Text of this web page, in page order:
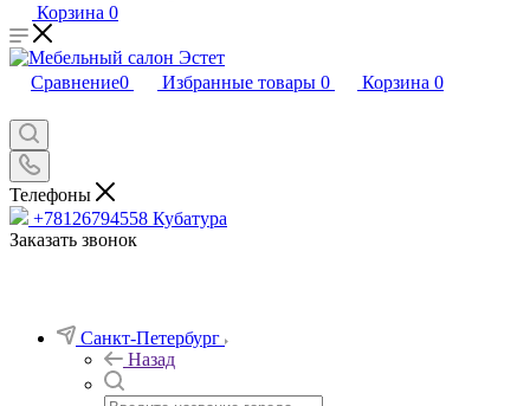
Корзина 0
Сравнение0 Избранные товары 0 Корзина 0
Телефоны
+78126794558 Кубатура
Заказать звонок
Санкт-Петербург
Назад